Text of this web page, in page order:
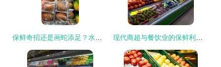
保鲜奇招还是画蛇添足？水果界奇葩包装大赏 现代商超与餐饮业的保鲜利器 风幕保鲜展示柜